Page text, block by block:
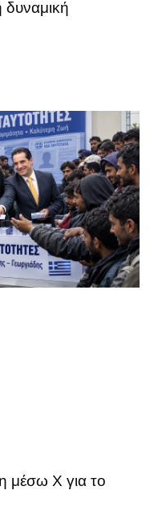
δυναμική
μέσω Χ για το